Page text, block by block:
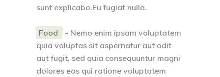
sunt explicabo.Eu fugiat nulla.
Food - Nemo enim ipsam voluptatem
quia voluptas sit aspernatur aut odit
aut fugit, sed quia consequuntur magni
dolores eos qui ratione voluptatem